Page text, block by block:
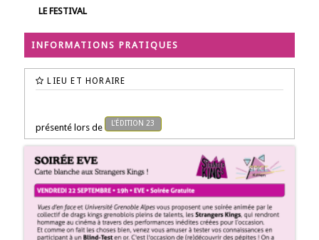
LE FESTIVAL
INFORMATIONS PRATIQUES
LIEU ET HORAIRE
présenté lors de L'ÉDITION 23